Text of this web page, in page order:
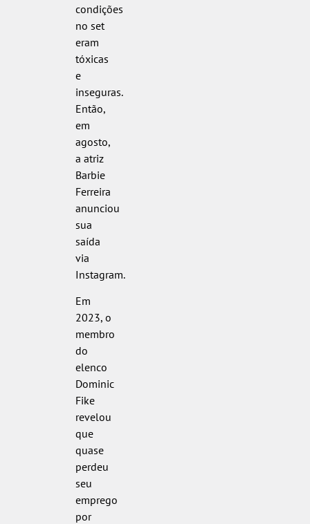
condições
no set
eram
tóxicas
e
inseguras.
Então,
em
agosto,
a atriz
Barbie
Ferreira
anunciou
sua
saída
via
Instagram.
Em
2023, o
membro
do
elenco
Dominic
Fike
revelou
que
quase
perdeu
seu
emprego
por